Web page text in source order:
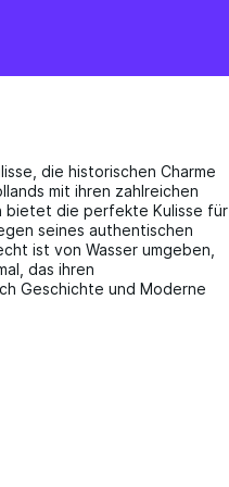
die historischen Charme
mit ihren zahlreichen
bietet die perfekte Kulisse für
seines authentischen
ist von Wasser umgeben,
das ihren
Geschichte und Moderne